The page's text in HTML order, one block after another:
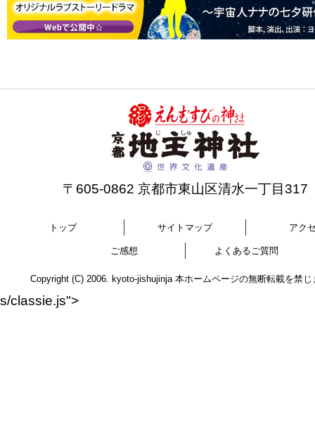
〒605-0862 京都市東山区清水一丁目317
トップ サイトマップ アク
ご感想 よくあるご質問
Copyright (C) 2006. kyoto-jishujinja 本ホームページの無断転載を禁じ
s/classie.js">